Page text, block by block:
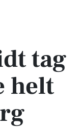
tag
helt